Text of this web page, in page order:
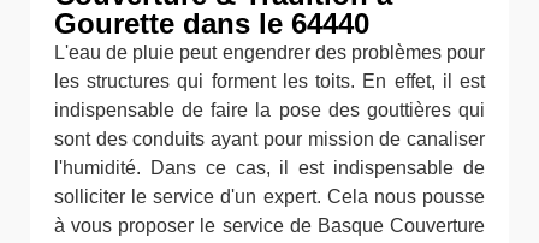
Gourette dans le 64440
L'eau de pluie peut engendrer des problèmes pour
les structures qui forment les toits. En effet, il est
indispensable de faire la pose des gouttières qui
sont des conduits ayant pour mission de canaliser
l'humidité. Dans ce cas, il est indispensable de
solliciter le service d'un expert. Cela nous pousse
à vous proposer le service de Basque Couverture